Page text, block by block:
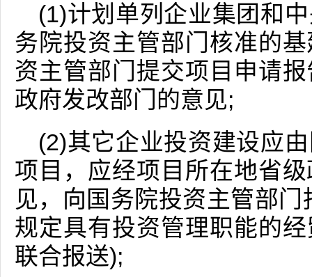
(1)计划单列企业集团和
务院投资主管部门核准的
资主管部门提交项目申请
政府发改部门的意见;
(2)其它企业投资建设应
项目，应经项目所在地省
见，向国务院投资主管部
规定具有投资管理职能的
联合报送);